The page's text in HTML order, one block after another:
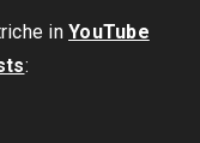
in YouTube
: